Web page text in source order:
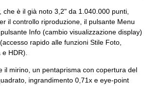
che è il già noto 3,2" da 1.040.000 punti,
il controllo riproduzione, il pulsante Menu
Info (cambio visualizzazione display)
rapido alle funzioni Stile Foto,
HDR).
il mirino, un pentaprisma con copertura del
ingrandimento 0,71x e eye-point